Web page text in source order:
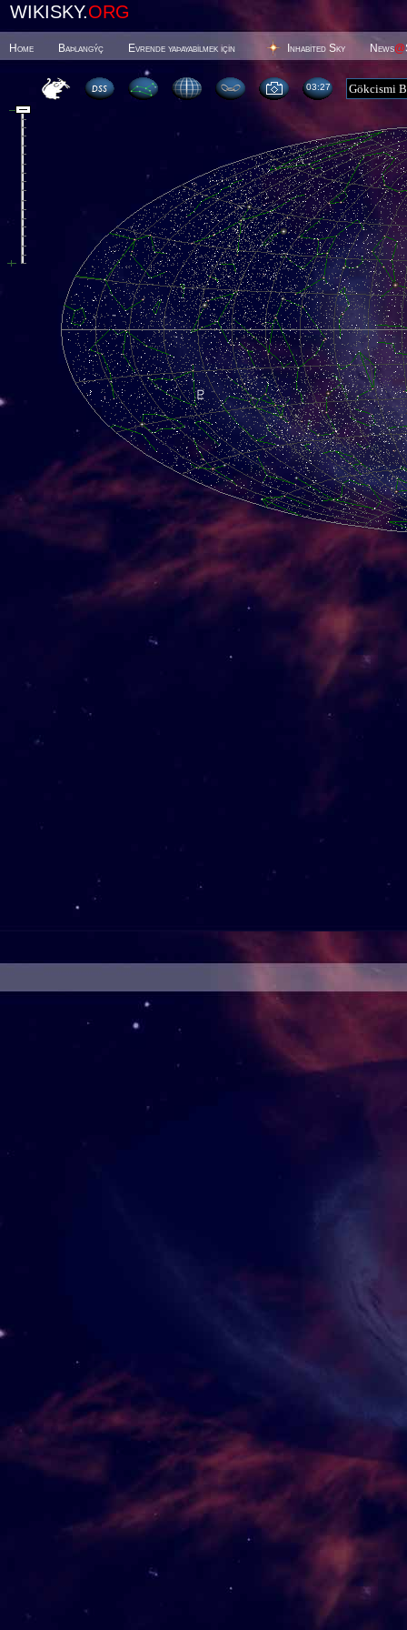
WIKISKY.ORG
Home Baþlangýç Evrende yaþayabilmek için Inhabited Sky News@
03 27